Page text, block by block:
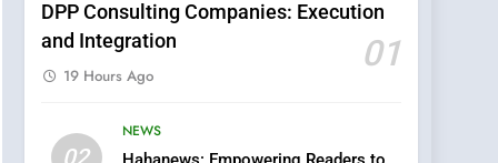
DPP Consulting Companies: Execution
and Integration
01
19 Hours Ago
02
NEWS
5